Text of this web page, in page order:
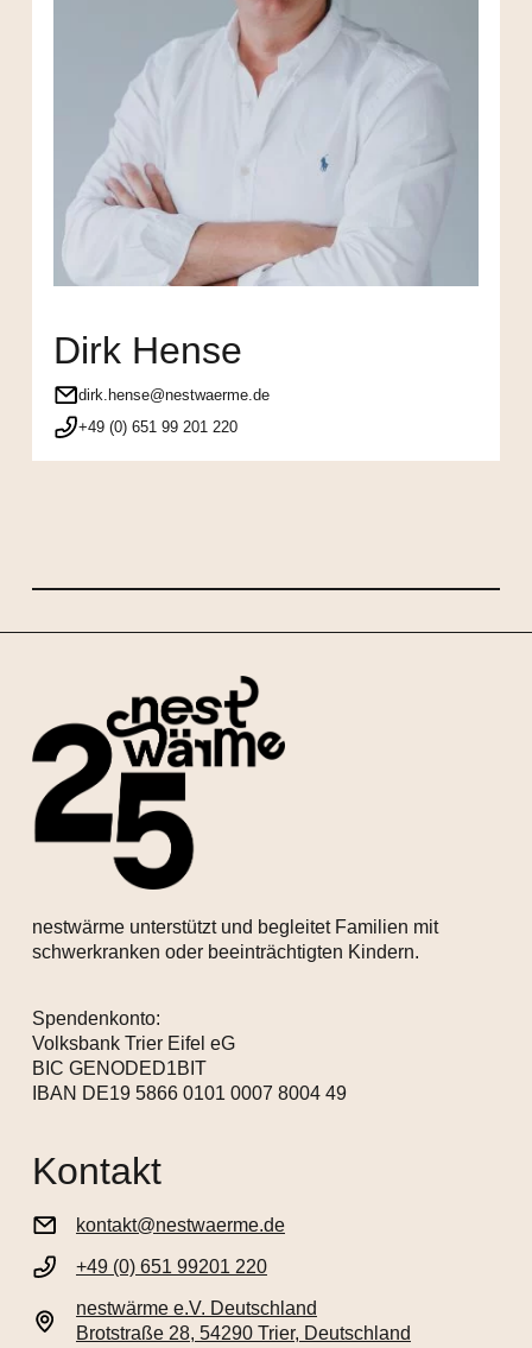
Dirk Hense
dirk.hense@nestwaerme.de
+49 (0) 651 99 201 220
nestwärme unterstützt und begleitet Familien mit
schwerkranken oder beeinträchtigten Kindern.
Spendenkonto:
Volksbank Trier Eifel eG
BIC GENODED1BIT
IBAN DE19 5866 0101 0007 8004 49
Kontakt
kontakt@nestwaerme.de
+49 (0) 651 99201 220
nestwärme e.V. Deutschland
Brotstraße 28, 54290 Trier, Deutschland